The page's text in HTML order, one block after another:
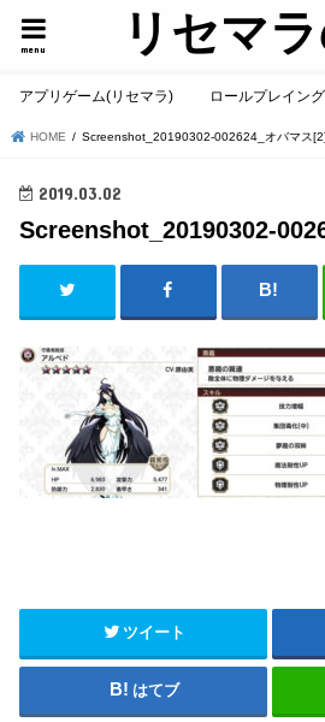
リセマ
menu
アプリゲーム(リセマラ) ロールプレイング
HOME Screenshot_20190302-002624_オバマス[2]
2019.03.02
Screenshot_20190302-
ツイート
はてブ